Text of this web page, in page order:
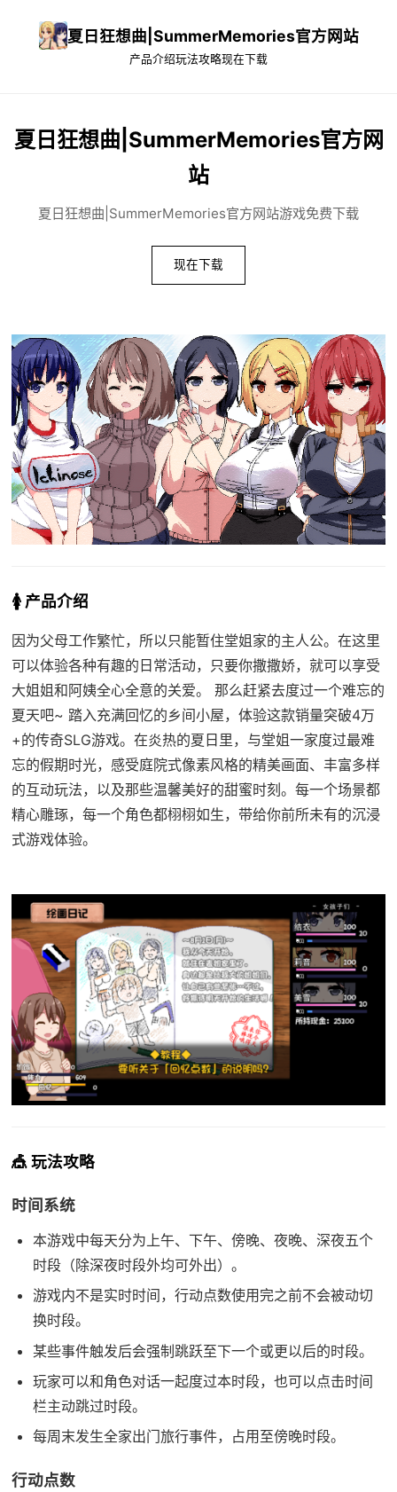
夏日狂想曲|SummerMemories官方网站
产品介绍玩法攻略现在下载
夏日狂想曲|SummerMemories官方网
站
夏日狂想曲|SummerMemories官方网站游戏免费下载
现在下载
🚺 产品介绍
因为父母工作繁忙，所以只能暂住堂姐家的主人公。在这里
可以体验各种有趣的日常活动，只要你撒撒娇，就可以享受
大姐姐和阿姨全心全意的关爱。 那么赶紧去度过一个难忘的
夏天吧~ 踏入充满回忆的乡间小屋，体验这款销量突破4万
+的传奇SLG游戏。在炎热的夏日里，与堂姐一家度过最难
忘的假期时光，感受庭院式像素风格的精美画面、丰富多样
的互动玩法，以及那些温馨美好的甜蜜时刻。每一个场景都
精心雕琢，每一个角色都栩栩如生，带给你前所未有的沉浸
式游戏体验。
🎪 玩法攻略
时间系统
本游戏中每天分为上午、下午、傍晚、夜晚、深夜五个
时段（除深夜时段外均可外出）。
游戏内不是实时时间，行动点数使用完之前不会被动切
换时段。
某些事件触发后会强制跳跃至下一个或更以后的时段。
玩家可以和角色对话一起度过本时段，也可以点击时间
栏主动跳过时段。
每周末发生全家出门旅行事件，占用至傍晚时段。
行动点数